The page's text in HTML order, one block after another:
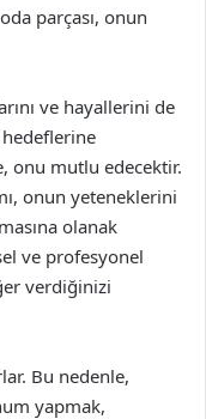
parçası, onun
ve hayallerini de
hedeflerine
onu mutlu edecektir.
onun yeteneklerini
olanak
ve profesyonel
verdiğinizi
Bu nedenle,
yapmak,